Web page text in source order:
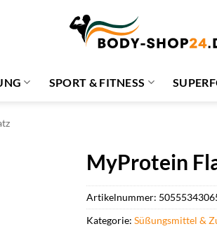
SPORT & FITNESS
MyProtein
Artikelnummer:
Kategorie:Süßungsmittel &